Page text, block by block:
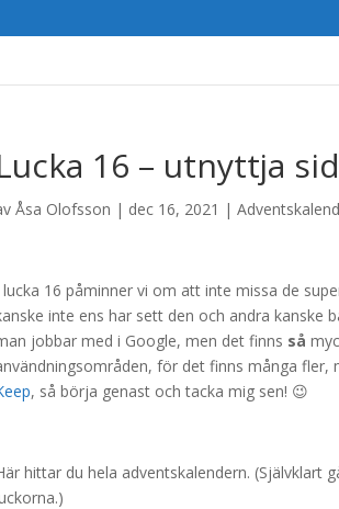
16 – utnyttja
Åsa Olofsson | dec 16, 2021 |
lucka 16 påminner vi om att inte missa de
inte ens har sett den och andra kanske
jobbar med i Google, men det finns så
för det finns många
, så börja genast och tacka mig sen! 😉
hittar du hela adventskalendern. (Självklart